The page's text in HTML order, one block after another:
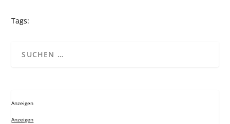
Tags:
Anzeigen
Anzeigen